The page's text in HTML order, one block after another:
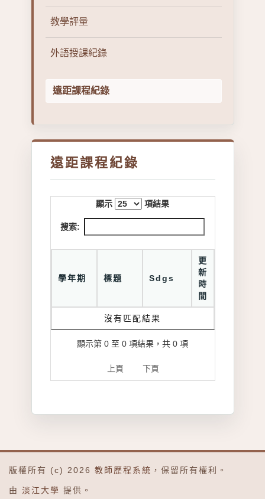
教學評量
外語授課紀錄
遠距課程紀錄
遠距課程紀錄
顯示 項結果
搜索:
學年期 標題 Sdgs
更
新
時
間
沒有匹配結果
顯示第 0 至 0 項結果，共 0 項
上頁 下頁
版權所有 (c) 2026 教師歷程系統 ，保留所有權利。
由 淡江大學 提供。